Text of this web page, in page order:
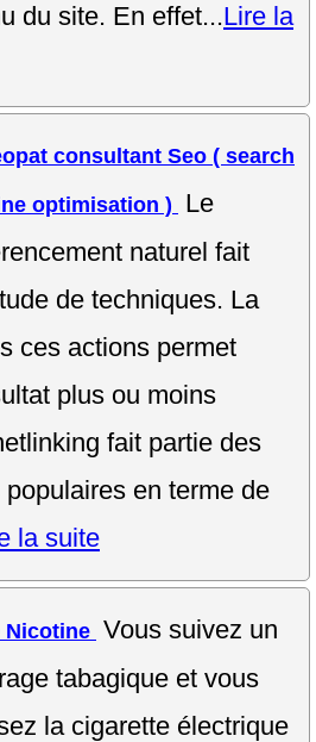
du site. En effet...Lire la
consultant Seo ( search
optimisation )
Le
naturel fait
de techniques. La
ces actions permet
plus ou moins
fait partie des
en terme de
la suite
Nicotine Vous suivez un
tabagique et vous
la cigarette électrique